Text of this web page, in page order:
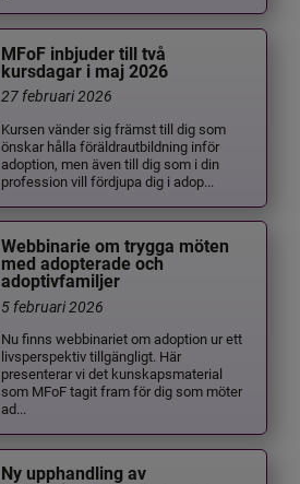
MFoF inbjuder till två
kursdagar i maj 2026
27 februari 2026
Kursen vänder sig främst till dig som
önskar hålla föräldrautbildning inför
adoption, men även till dig som i din
profession vill fördjupa dig i adop...
Webbinarie om trygga möten
med adopterade och
adoptivfamiljer
5 februari 2026
Nu finns webbinariet om adoption ur ett
livsperspektiv tillgängligt. Här
presenterar vi det kunskapsmaterial
som MFoF tagit fram för dig som möter
ad...
Ny upphandling av